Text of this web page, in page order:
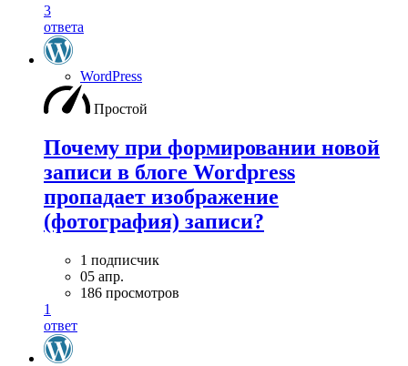
3
ответа
WordPress
Простой
Почему при формировании новой
записи в блоге Wordpress
пропадает изображение
(фотография) записи?
1 подписчик
05 апр.
186 просмотров
1
ответ